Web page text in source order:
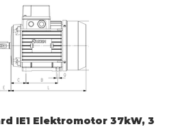
IE1 Elektromotor 37kW, 3